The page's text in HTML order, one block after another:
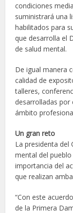
condiciones
suministrará una
habilitados para
que desarrolla el
de salud mental.
De igual manera
calidad de
talleres,
desarrolladas por
ámbito
Un gran reto
La presidenta del
mental del
importancia del
que realizan
“Con este
de la Primera